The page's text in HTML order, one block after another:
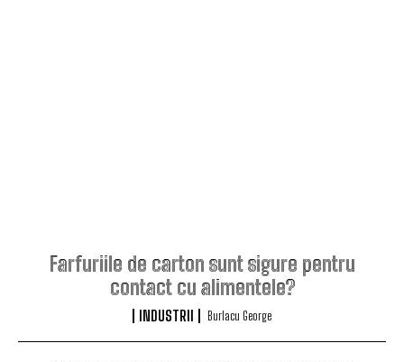
Farfuriile de carton sunt sigure pentru
contact cu alimentele?
INDUSTRII Burlacu George